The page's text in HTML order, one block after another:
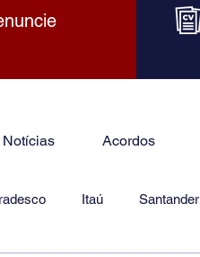
Notícias Acordos
Itaú Santander